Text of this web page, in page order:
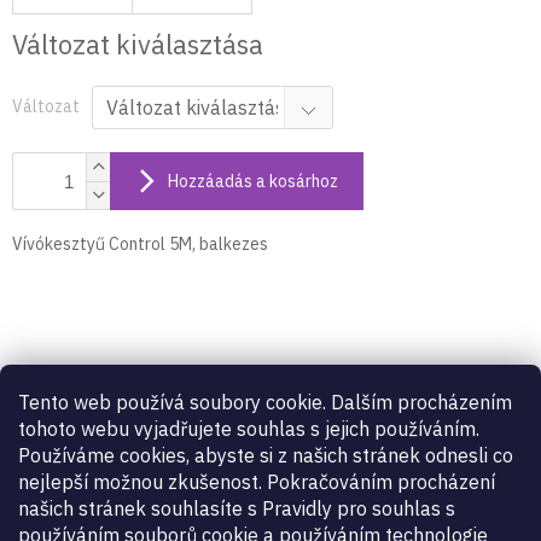
Tento web používá soubory cookie. Dalším procházením
tohoto webu vyjadřujete souhlas s jejich používáním.
Používáme cookies, abyste si z našich stránek odnesli co
nejlepší možnou zkušenost. Pokračováním procházení
našich stránek souhlasíte s Pravidly pro souhlas s
používáním souborů cookie a používáním technologie
Változat kiválasztása
Változat
Hozzáadás a kosárhoz
Vívókesztyű Control 5M, balkezes
Vívókesztyű Control 5M, balkezes
Kiegészítő paraméterek